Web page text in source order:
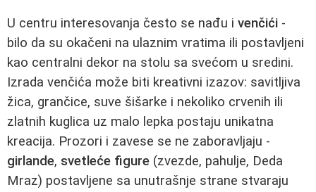
U centru interesovanja često se nađu i venčići -
bilo da su okačeni na ulaznim vratima ili postavljeni
kao centralni dekor na stolu sa svećom u sredini.
Izrada venčića može biti kreativni izazov: savitljiva
žica, grančice, suve šišarke i nekoliko crvenih ili
zlatnih kuglica uz malo lepka postaju unikatna
kreacija. Prozori i zavese se ne zaboravljaju -
girlande, svetleće figure (zvezde, pahulje, Deda
Mraz) postavljene sa unutrašnje strane stvaraju